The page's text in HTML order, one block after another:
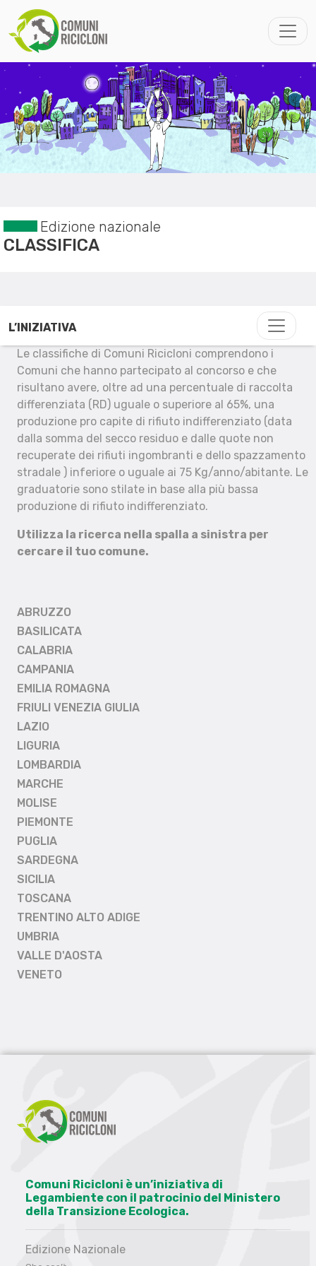
Edizione nazionale
CLASSIFICA
L’INIZIATIVA
Le classifiche di Comuni Ricicloni comprendono i
Comuni che hanno partecipato al concorso e che
risultano avere, oltre ad una percentuale di raccolta
differenziata (RD) uguale o superiore al 65%, una
produzione pro capite di rifiuto indifferenziato (data
dalla somma del secco residuo e dalle quote non
recuperate dei rifiuti ingombranti e dello spazzamento
stradale ) inferiore o uguale ai 75 Kg/anno/abitante. Le
graduatorie sono stilate in base alla più bassa
produzione di rifiuto indifferenziato.
Utilizza la ricerca nella spalla a sinistra per
cercare il tuo comune.
ABRUZZO
BASILICATA
CALABRIA
CAMPANIA
EMILIA ROMAGNA
FRIULI VENEZIA GIULIA
LAZIO
LIGURIA
LOMBARDIA
MARCHE
MOLISE
PIEMONTE
PUGLIA
SARDEGNA
SICILIA
TOSCANA
TRENTINO ALTO ADIGE
UMBRIA
VALLE D'AOSTA
VENETO
Comuni Ricicloni è un’iniziativa di
Legambiente con il patrocinio del Ministero
della Transizione Ecologica.
Edizione Nazionale